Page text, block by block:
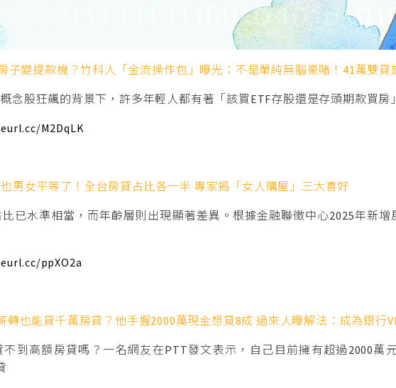
子變提款機？竹科人「金流操作包」曝光：不是單純無腦豪賭！41萬雙貸
念股狂飆的背景下，許多年輕人都有著「該買ETF存股還是存頭期款買房
M2DqLK
也男女平等了！全台房貸占比各一半 專家揭「女人購屋」三大喜好
已水準相當，而年齡層則出現顯著差異。根據金融聯徵中心2025年新
ppXO2a
轉也能貸千萬房貸？他手握2000萬現金想貸8成 過來人曝解法：成為銀行
到高額房貸嗎？一名網友在PTT發文表示，自己目前擁有超過2000萬